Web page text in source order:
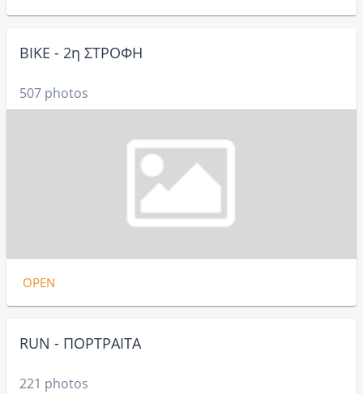
BIKE - 2η ΣΤΡΟΦΗ
507 photos
OPEN
RUN - ΠΟΡΤΡΑΙΤΑ
221 photos